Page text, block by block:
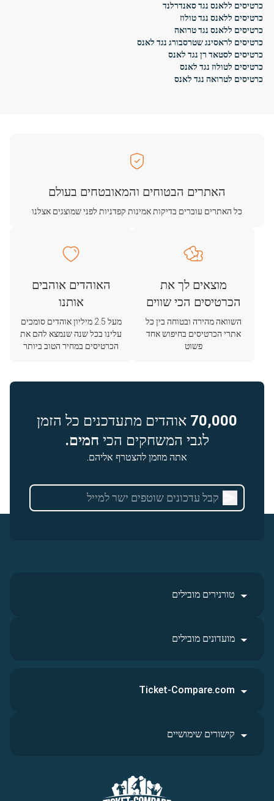
כרטיסים ללאנס נגד סאנדרלנד
כרטיסים ללאנס נגד טולוז
כרטיסים ללאנס נגד טרואה
כרטיסים לראסינג שטרסבורג נגד לאנס
כרטיסים לסטאד רן נגד לאנס
כרטיסים לטולוז נגד לאנס
כרטיסים לטרואה נגד לאנס
האתרים הבטוחים והמאובטחים בעולם
כל האתרים עוברים בדיקות אמינות קפדניות לפני שמוצגים אצלנו
מוצאים לך את
הכרטיסים הכי שווים
השוואה מהירה ובטוחה בין כל
אתרי הכרטיסים בחיפוש אחד
פשוט
האוהדים אוהבים
אותנו
מעל 2.5 מיליון אוהדים סומכים
עלינו בכל שנה שנמצא להם את
הכרטיסים במחיר הטוב ביותר
70,000 אוהדים מתעדכנים כל הזמן
לגבי המשחקים הכי חמים.
אתה מוזמן להצטרף אליהם.
טורנירים מובילים
מועדונים מובילים
Ticket-Compare.com
קישורים שימושיים